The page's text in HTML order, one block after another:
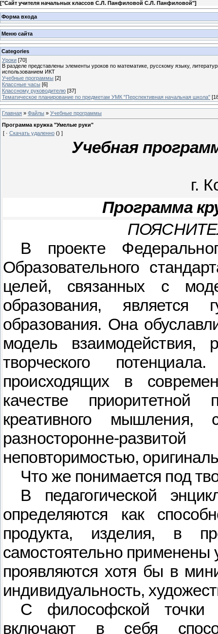
["Сайт учителя начальных классов С.Л. Панфиловой С.Л. Панфиловой"]
Форма входа
Меню сайта
Categories
Уроки [70]
В разделе представлены элементы уроков по математике, русскому языку,
использованием ИКТ
Учебные программы [2]
Классные часы [6]
Классному руководителю [37]
Тематическое планирование по предметам УМК "Перспективная начальная школа"
Главная » Файлы » Учебные программы
Программа кружка "Умелые руки"
[ · Скачать удаленно () ]
Учебная
г.
Программа
В проекте
Образовательного
целей, связанных с
образования, является
образования. Она
модель взаимодействия,
творческого
происходящих в
качестве приоритетной
креативного мышления,
разносторонне-
неповторимостью,
Что же понимается под
В педагогической
определяются как
продукта, изделия, в
самостоятельно применены
проявляются хотя бы в
индивидуальность,
С философской точки
включают в себя